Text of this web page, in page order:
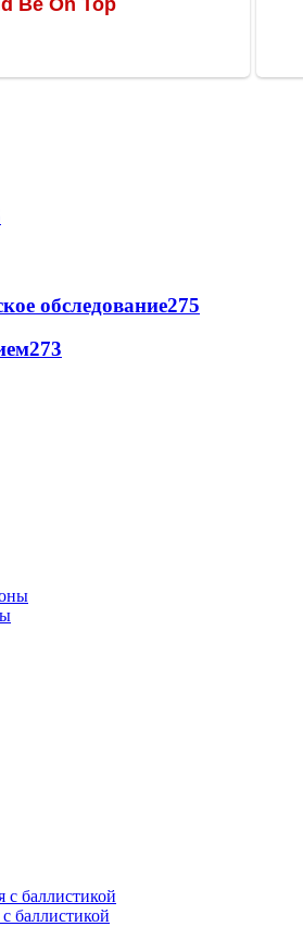
обследование275
273
баллистикой